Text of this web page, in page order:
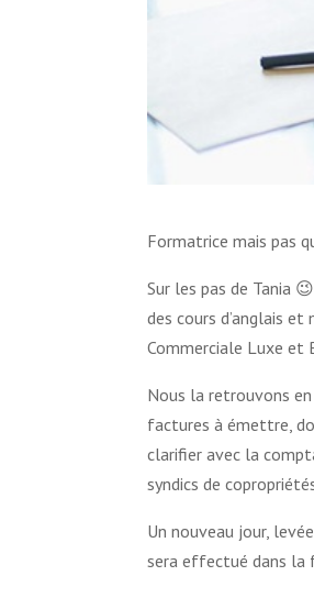
Formatrice mais pas
Sur les pas de Tania
des cours d’anglais
Commerciale Luxe et
Nous la retrouvons en
factures à émettre,
clarifier avec la
syndics de
Un nouveau jour,
sera effectué dans la